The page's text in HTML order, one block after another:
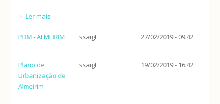
Ler mais
PDM - ALMEIRIM ssaigt 27/02/2019 - 09:42
Plano de
Urbanização de
Almeirim
ssaigt 19/02/2019 - 16:42